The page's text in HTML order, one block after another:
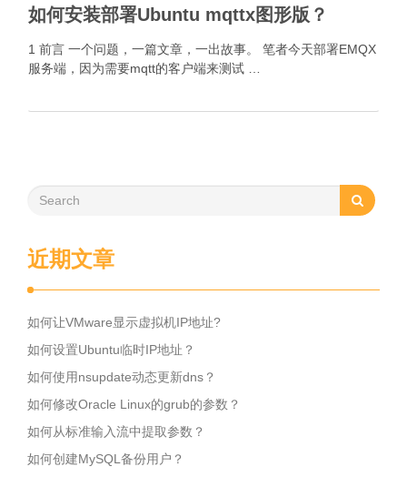
如何安装部署Ubuntu mqttx图形版？
1 前言 一个问题，一篇文章，一出故事。 笔者今天部署EMQX
服务端，因为需要mqtt的客户端来测试 …
近期文章
如何让VMware显示虚拟机IP地址?
如何设置Ubuntu临时IP地址？
如何使用nsupdate动态更新dns？
如何修改Oracle Linux的grub的参数？
如何从标准输入流中提取参数？
如何创建MySQL备份用户？